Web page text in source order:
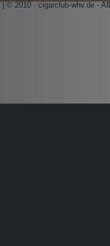
| © 2010 · cigarclub-whv.de -